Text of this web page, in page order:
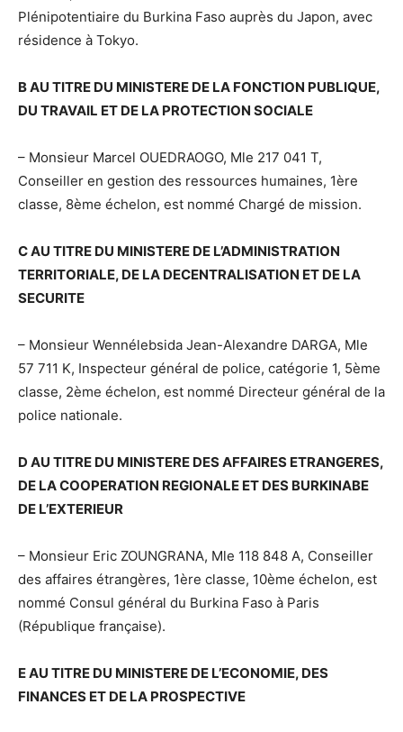
Plénipotentiaire du Burkina Faso auprès du Japon, avec
résidence à Tokyo.
B AU TITRE DU MINISTERE DE LA FONCTION PUBLIQUE,
DU TRAVAIL ET DE LA PROTECTION SOCIALE
– Monsieur Marcel OUEDRAOGO, Mle 217 041 T,
Conseiller en gestion des ressources humaines, 1ère
classe, 8ème échelon, est nommé Chargé de mission.
C AU TITRE DU MINISTERE DE L’ADMINISTRATION
TERRITORIALE, DE LA DECENTRALISATION ET DE LA
SECURITE
– Monsieur Wennélebsida Jean-Alexandre DARGA, Mle
57 711 K, Inspecteur général de police, catégorie 1, 5ème
classe, 2ème échelon, est nommé Directeur général de la
police nationale.
D AU TITRE DU MINISTERE DES AFFAIRES ETRANGERES,
DE LA COOPERATION REGIONALE ET DES BURKINABE
DE L’EXTERIEUR
– Monsieur Eric ZOUNGRANA, Mle 118 848 A, Conseiller
des affaires étrangères, 1ère classe, 10ème échelon, est
nommé Consul général du Burkina Faso à Paris
(République française).
E AU TITRE DU MINISTERE DE L’ECONOMIE, DES
FINANCES ET DE LA PROSPECTIVE